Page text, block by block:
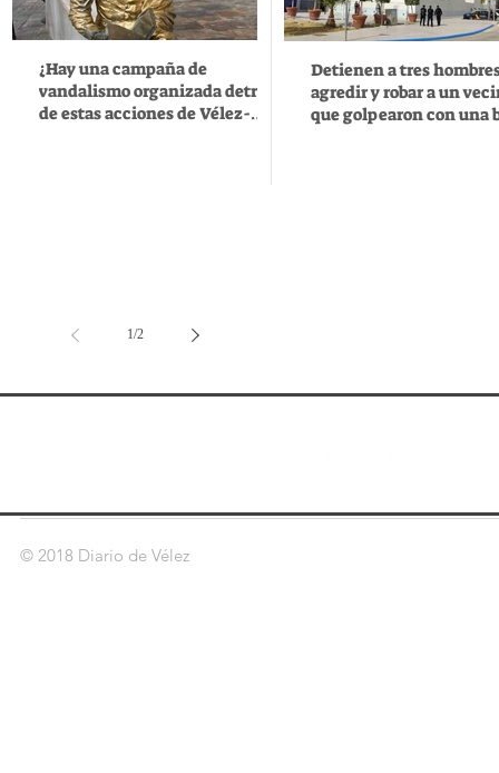
¿Hay una campaña de
vandalismo organizada detrás
de estas acciones de Vélez-
1/2
Detienen a tres
agredir y robar a un
que golpearon con una
© 2018 Diario de Vélez